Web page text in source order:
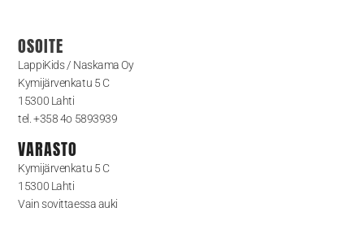
OSOITE
LappiKids / Naskama Oy
Kymijärvenkatu 5 C
15300 Lahti
tel. +358 4o 5893939
VARASTO
Kymijärvenkatu 5 C
15300 Lahti
Vain sovittaessa auki